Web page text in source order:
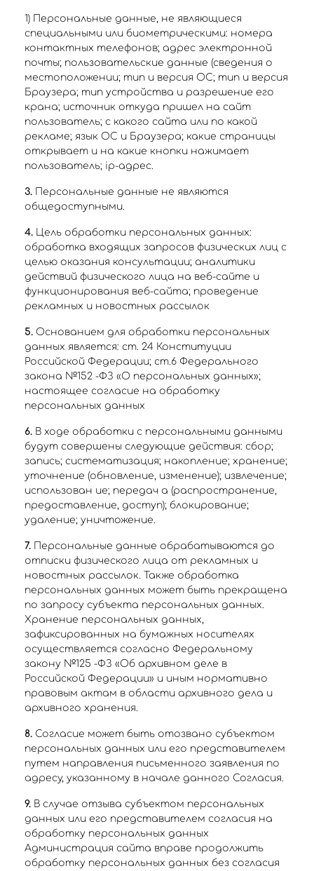
1) Персональные данные, не являющиеся
специальными или биометрическими: номера
контактных телефонов; адрес электронной
почты; пользовательские данные (сведения о
местоположении; тип и версия ОС; тип и версия
Браузера; тип устройства и разрешение его
крана; источник откуда пришел на сайт
пользователь; с какого сайта или по какой
рекламе; язык ОС и Браузера; какие страницы
открывает и на какие кнопки нажимает
пользователь; ip-адрес.
3. Персональные данные не являются
общедоступными.
4. Цель обработки персональных данных:
обработка входящих запросов физических лиц с
целью оказания консультации; аналитики
действий физического лица на веб-сайте и
функционирования веб-сайта; проведение
рекламных и новостных рассылок
5. Основанием для обработки персональных
данных является: ст. 24 Конституции
Российской Федерации; ст.6 Федерального
закона №152 -ФЗ «О персональных данных»;
настоящее согласие на обработку
персональных данных
6. В ходе обработки с персональными данными
будут совершены следующие действия: сбор;
запись; систематизация; накопление; хранение;
уточнение (обновление, изменение); извлечение;
использован ие; передач а (распространение,
предоставление, доступ); блокирование;
удаление; уничтожение.
7. Персональные данные обрабатываются до
отписки физического лица от рекламных и
новостных рассылок. Также обработка
персональных данных может быть прекращена
по запросу субъекта персональных данных.
Хранение персональных данных,
зафиксированных на бумажных носителях
осуществляется согласно Федеральному
закону №125 -ФЗ «Об архивном деле в
Российской Федерации» и иным нормативно
правовым актам в области архивного дела и
архивного хранения.
8. Согласие может быть отозвано субъектом
персональных данных или его представителем
путем направления письменного заявления по
адресу, указанному в начале данного Согласия.
9. В случае отзыва субъектом персональных
данных или его представителем согласия на
обработку персональных данных
Администрация сайта вправе продолжить
обработку персональных данных без согласия